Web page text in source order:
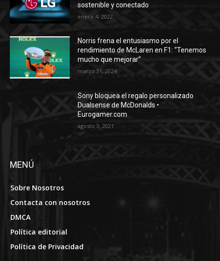
sostenible y conectado
enero 4, 2022
Norris frena el entusiasmo por el
rendimiento de McLaren en F1: “Tenemos
mucho que mejorar”
marzo 31, 2024
Sony bloquea el regalo personalizado
Dualsense de McDonalds •
Eurogamer.com
agosto 3, 2021
MENÚ
Sobre Nosotros
Contacta con nosotros
DMCA
Política editorial
Política de Privacidad